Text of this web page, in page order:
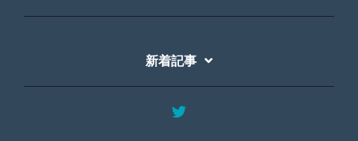
新着記事